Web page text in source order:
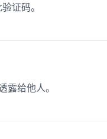
证码。
露给他人。